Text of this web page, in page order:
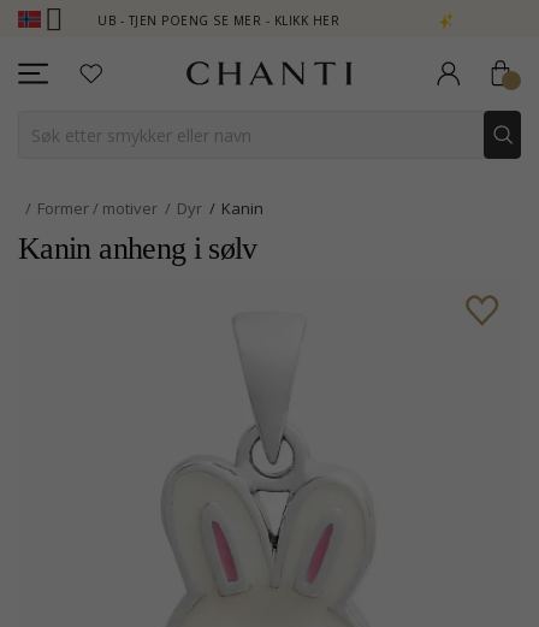
CLUB - TJEN POENG SE MER - KLIKK HER NEW COLLECTION |
Former / motiver Dyr Kanin
Kanin anheng i sølv